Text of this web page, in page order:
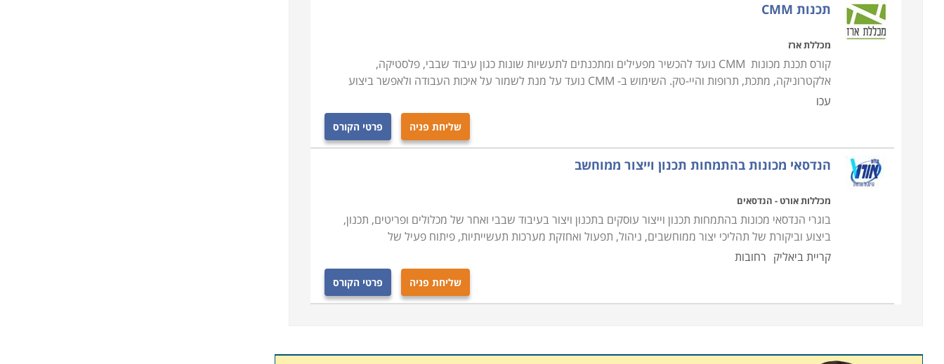
תכנות CMM
מכללת ארז
קורס תכנת מכונות CMM נועד להכשיר מפעילים ומתכנתים לתעשיות שונות כגון עיבוד שבבי, פלסטיקה,
אלקטרוניקה, מתכת, תרופות והיי-טק. השימוש ב- CMM נועד על מנת לשמור על איכות העבודה ולאפשר ביצוע
עכו
שליחת פניה פרטי הקורס
הנדסאי מכונות בהתמחות תכנון וייצור ממוחשב
מכללות אורט - הנדסאים
בוגרי הנדסאי מכונות בהתמחות תכנון וייצור עוסקים בתכנון ויצור בעיבוד שבבי ואחר של מכלולים ופריטים, תכנון,
ביצוע וביקורת של תהליכי יצור ממוחשבים, ניהול, תפעול ואחזקת מערכות תעשייתיות, פיתוח פעיל של
קריית ביאליק רחובות
שליחת פניה פרטי הקורס